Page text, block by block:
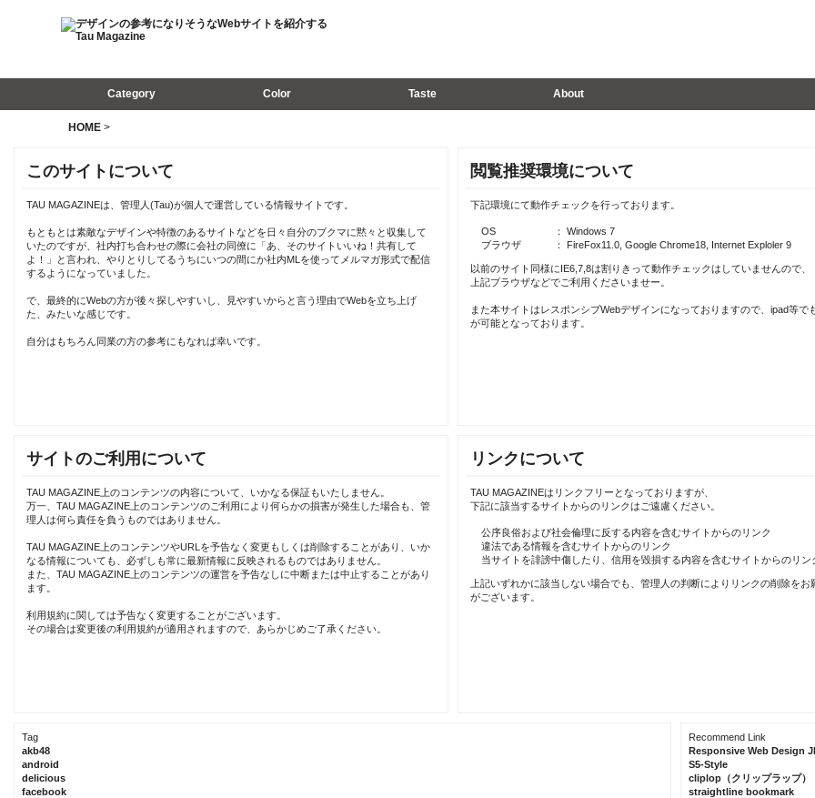
Category Color Taste About
HOME>
このサイトについて
TAU MAGAZINEは、管理人(Tau)が個人で運営している情報サイトです。
もともとは素敵なデザインや特徴のあるサイトなどを日々自分のブクマに黙々と収集して
いたのですが、社内打ち合わせの際に会社の同僚に「あ、そのサイトいいね！共有して
よ！」と言われ、やりとりしてるうちにいつの間にか社内MLを使ってメルマガ形式で配信
するようになっていました。
で、最終的にWebの方が後々探しやすいし、見やすいからと言う理由でWebを立ち上げ
た、みたいな感じです。
自分はもちろん同業の方の参考にもなれば幸いです。
閲覧推奨環境について
下記環境にて動作チェックを行っております。
OS
： Windows 7
ブラウザ
： FireFox11.0, Google Chrome18, Internet Exploler 9
以前のサイト同様にIE6,7,8は割りきって動作チェックはしていませんので、
上記ブラウザなどでご利用くださいませー。
また本サイトはレスポンシブWebデザインになっておりますので、ipad等で
が可能となっております。
サイトのご利用について
TAU MAGAZINE上のコンテンツの内容について、いかなる保証もいたしません。
万一、TAU MAGAZINE上のコンテンツのご利用により何らかの損害が発生した場合も、管
理人は何ら責任を負うものではありません。
TAU MAGAZINE上のコンテンツやURLを予告なく変更もしくは削除することがあり、いか
なる情報についても、必ずしも常に最新情報に反映されるものではありません。
また、TAU MAGAZINE上のコンテンツの運営を予告なしに中断または中止することがあり
ます。
利用規約に関しては予告なく変更することがございます。
その場合は変更後の利用規約が適用されますので、あらかじめご了承ください。
リンクについて
TAU MAGAZINEはリンクフリーとなっておりますが、
下記に該当するサイトからのリンクはご遠慮ください。
公序良俗および社会倫理に反する内容を含むサイトからのリンク
違法である情報を含むサイトからのリンク
当サイトを誹謗中傷したり、信用を毀損する内容を含むサイトからのリン
上記いずれかに該当しない場合でも、管理人の判断によりリンクの削除をお
がございます。
Tag
akb48
android
delicious
facebook
Recommend Link
Responsive Web Design
S5-Style
cliplop（クリップラップ）
straightline bookmark